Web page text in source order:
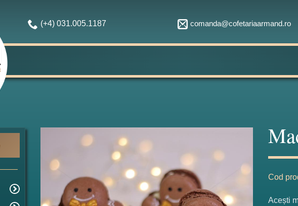
(+4) 031.005.1187 comanda@cofetariaarmand.ro
Cod
Acești